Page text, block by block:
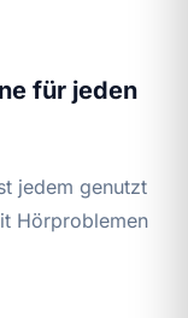
für jeden
jedem genutzt
Hörproblemen